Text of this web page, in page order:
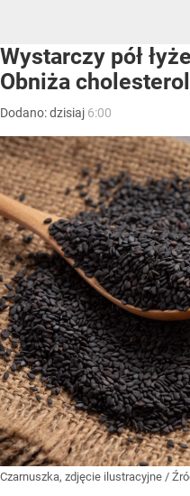
Wystarczy pół
Obniża
Dodano:dzisiaj 6:00
Czarnuszka, zdjęcie ilustracyjne /